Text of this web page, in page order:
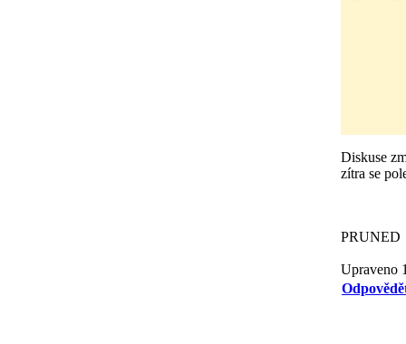
Diskuse
zítra se
PRUNED
Upraveno